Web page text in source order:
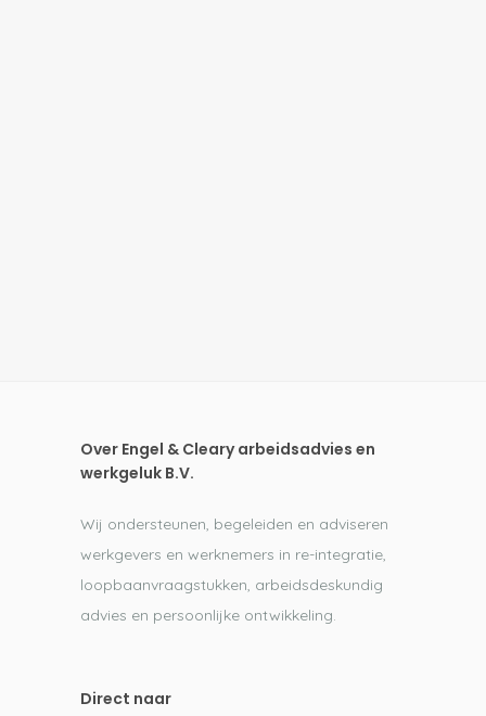
Over Engel & Cleary arbeidsadvies en
werkgeluk B.V.
Wij ondersteunen, begeleiden en adviseren
werkgevers en werknemers in re-integratie,
loopbaanvraagstukken, arbeidsdeskundig
advies en persoonlijke ontwikkeling.
Direct naar